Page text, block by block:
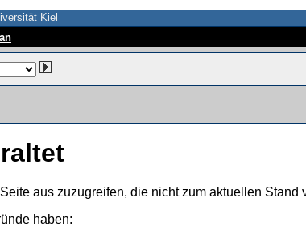
Kiel
aus zuzugreifen, die nicht zum aktuellen Stand
haben: